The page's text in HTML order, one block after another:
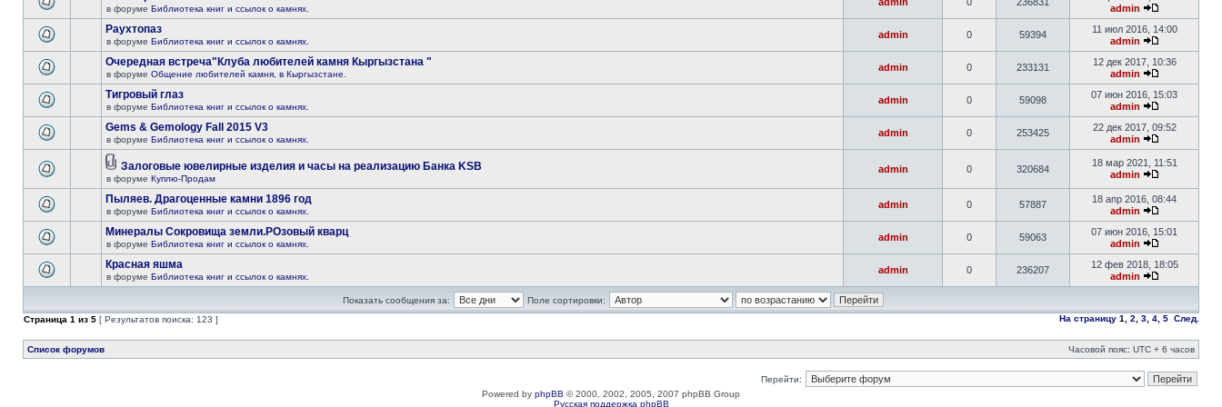
в форуме Библиотека книг и ссылок о камнях.
admin
Раухтопаз
в форуме Библиотека книг и ссылок о камнях.
admin 0 59394
11 июл 2016, 14:00
admin
Очередная встреча"Клуба любителей камня Кыргызстана "
в форуме Общение любителей камня, в Кыргызстане.
admin 0 233131
12 дек 2017, 10:36
admin
Тигровый глаз
в форуме Библиотека книг и ссылок о камнях.
admin 0 59098
07 июн 2016, 15:03
admin
Gems & Gemology Fall 2015 V3
в форуме Библиотека книг и ссылок о камнях.
admin 0 253425
22 дек 2017, 09:52
admin
Залоговые ювелирные изделия и часы на реализацию Банка KSB
в форуме Куплю-Продам
admin 0 320684
18 мар 2021, 11:51
admin
Пыляев. Драгоценные камни 1896 год
в форуме Библиотека книг и ссылок о камнях.
admin 0 57887
18 апр 2016, 08:44
admin
Минералы Сокровища земли.РОзовый кварц
в форуме Библиотека книг и ссылок о камнях.
admin 0 59063
07 июн 2016, 15:01
admin
Красная яшма
в форуме Библиотека книг и ссылок о камнях.
admin 0 236207
12 фев 2018, 18:05
admin
Показать сообщения за:
Поле сортировки:
Страница 1 из 5 [ Результатов поиска: 123 ] На страницу 1 2 3 4 5 След.
Список форумов Часовой пояс: UTC + 6 часов
Перейти:
Powered by phpBB © 2000, 2002, 2005, 2007 phpBB Group
Русская поддержка phpBB